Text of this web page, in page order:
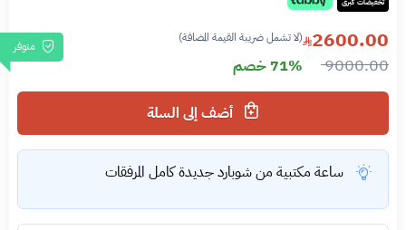
متوفر 2600.00 (لا تشمل ضريبة القيمة المضافة)
9000.00 71% خصم
ساعة مكتبية من شوبارد جديدة كامل المرفقات